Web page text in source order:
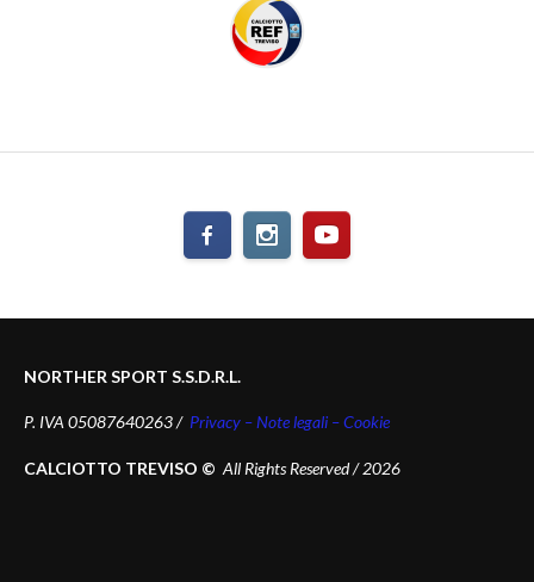
NORTHER SPORT S.S.D.R.L.
P. IVA 05087640263 / Privacy – Note legali – Cookie
CALCIOTTO TREVISO © All Rights Reserved / 2026